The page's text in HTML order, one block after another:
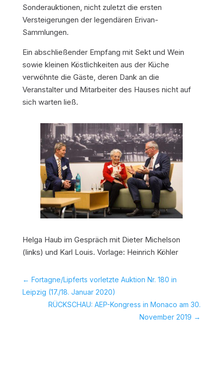
Sonderauktionen, nicht zuletzt die ersten
Versteigerungen der legendären Erivan-
Sammlungen.
Ein abschließender Empfang mit Sekt und Wein
sowie kleinen Köstlichkeiten aus der Küche
verwöhnte die Gäste, deren Dank an die
Veranstalter und Mitarbeiter des Hauses nicht auf
sich warten ließ.
Helga Haub im Gespräch mit Dieter Michelson
(links) und Karl Louis. Vorlage: Heinrich Köhler
← Fortagne/Lipferts vorletzte Auktion Nr. 180 in
Leipzig (17./18. Januar 2020)
RÜCKSCHAU: AEP-Kongress in Monaco am 30.
November 2019 →